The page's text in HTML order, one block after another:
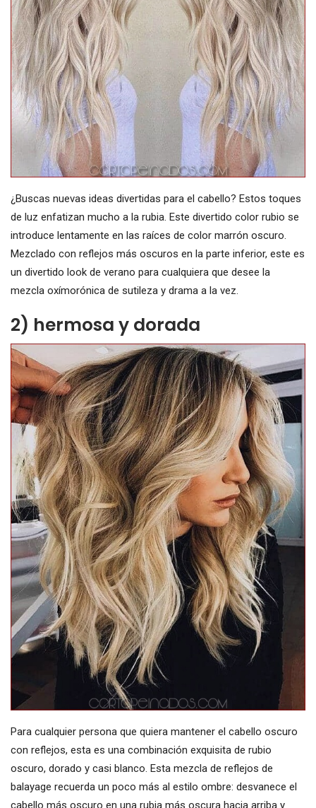
¿Buscas nuevas ideas divertidas para el cabello? Estos toques
de luz enfatizan mucho a la rubia. Este divertido color rubio se
introduce lentamente en las raíces de color marrón oscuro.
Mezclado con reflejos más oscuros en la parte inferior, este es
un divertido look de verano para cualquiera que desee la
mezcla oxímorónica de sutileza y drama a la vez.
2) hermosa y dorada
Para cualquier persona que quiera mantener el cabello oscuro
con reflejos, esta es una combinación exquisita de rubio
oscuro, dorado y casi blanco. Esta mezcla de reflejos de
balayage recuerda un poco más al estilo ombre: desvanece el
cabello más oscuro en una rubia más oscura hacia arriba y